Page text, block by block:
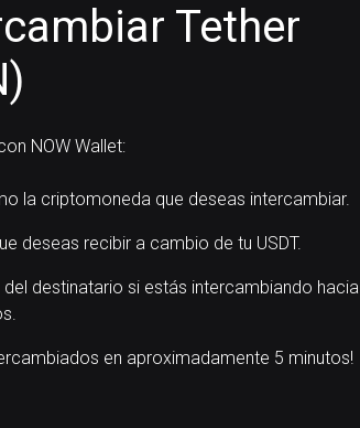
Tether
NOW Wallet:
la criptomoneda que deseas intercambiar.
deseas recibir a cambio de tu USDT.
destinatario si estás intercambiando hacia
en aproximadamente 5 minutos!